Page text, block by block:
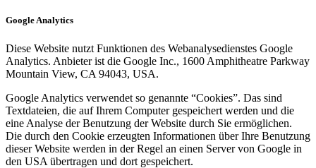
Google Analytics
Diese Website nutzt Funktionen des Webanalysedienstes Google
Analytics. Anbieter ist die Google Inc., 1600 Amphitheatre Parkway
Mountain View, CA 94043, USA.
Google Analytics verwendet so genannte “Cookies”. Das sind
Textdateien, die auf Ihrem Computer gespeichert werden und die
eine Analyse der Benutzung der Website durch Sie ermöglichen.
Die durch den Cookie erzeugten Informationen über Ihre Benutzung
dieser Website werden in der Regel an einen Server von Google in
den USA übertragen und dort gespeichert.